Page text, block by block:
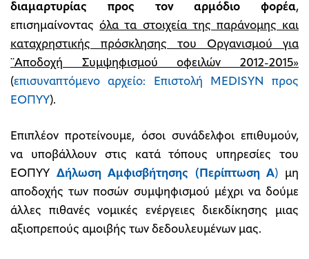
διαμαρτυρίας προς τον αρμόδιο φορέα,
επισημαίνονταςόλα τα στοιχεία της παράνομης και
καταχρηστικής πρόσκλησης του Οργανισμού για
¨Αποδοχή Συμψηφισμού οφειλών 2012-2015»
(επισυναπτόμενο αρχείο: Επιστολή MEDISYN προς
ΕΟΠΥΥ).
Επιπλέον προτείνουμε, όσοι συνάδελφοι επιθυμούν,
να υποβάλλουν στις κατά τόπους υπηρεσίες του
ΕΟΠΥΥ Δήλωση Αμφισβήτησης (Περίπτωση Α) μη
αποδοχής των ποσών συμψηφισμού μέχρι να δούμε
άλλες πιθανές νομικές ενέργειες διεκδίκησης μιας
αξιοπρεπούς αμοιβής των δεδουλευμένων μας.